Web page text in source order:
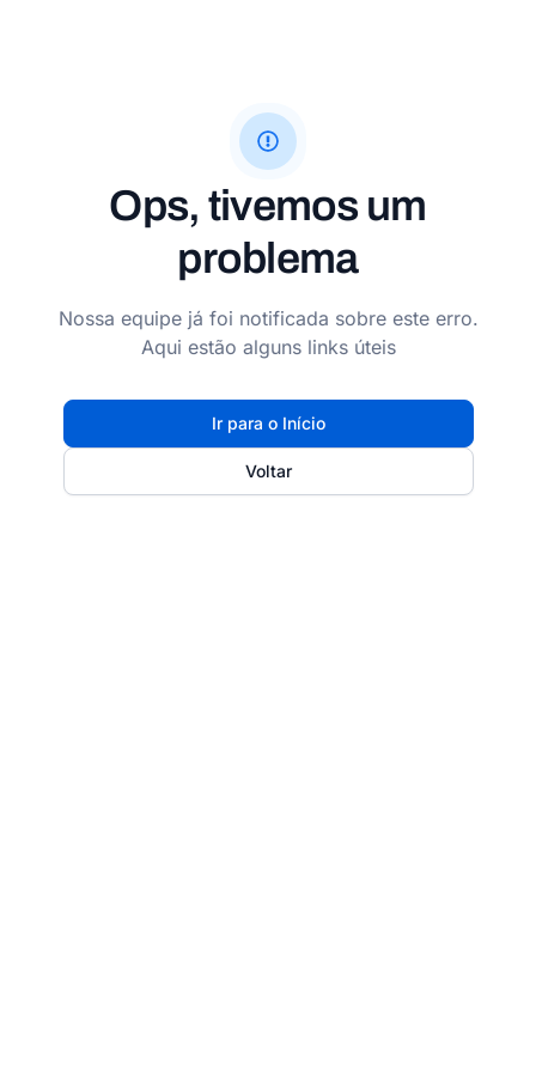
Ops, tivemos um
problema
Nossa equipe já foi notificada sobre este erro.
Aqui estão alguns links úteis
Ir para o Início
Voltar